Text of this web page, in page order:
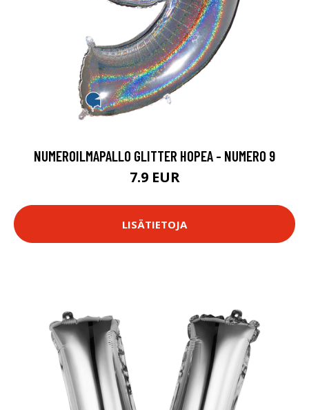
NUMEROILMAPALLO GLITTER HOPEA - NUMERO 9
7.9 EUR
LISÄTIETOJA